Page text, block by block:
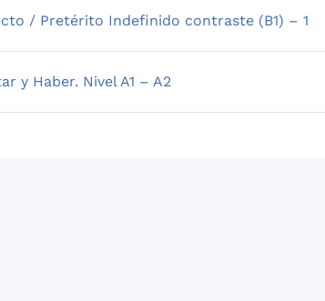
/ Pretérito Indefinido contraste (B1) – 1
y Haber. Nivel A1 – A2